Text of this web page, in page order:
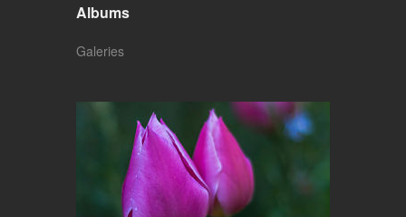
Albums
Galeries